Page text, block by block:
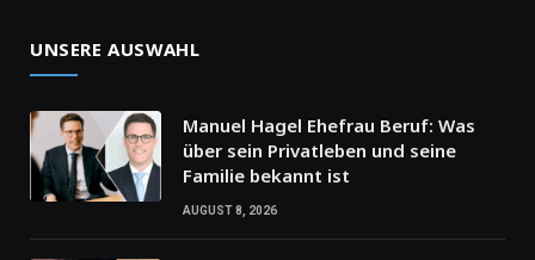
UNSERE AUSWAHL
Manuel Hagel Ehefrau Beruf: Was
über sein Privatleben und seine
Familie bekannt ist
AUGUST 8, 2026